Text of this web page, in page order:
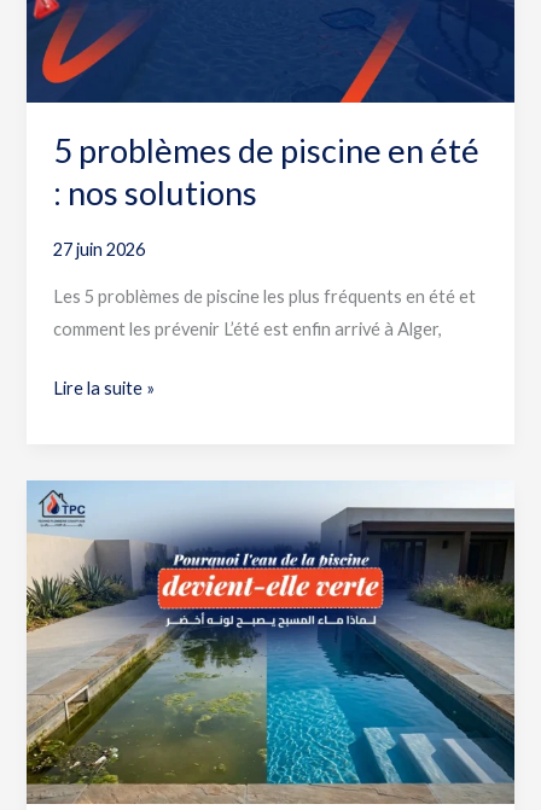
5 problèmes de piscine en été
: nos solutions
27 juin 2026
Les 5 problèmes de piscine les plus fréquents en été et
comment les prévenir L’été est enfin arrivé à Alger,
nos
solutions
Lire la suite »
Piscine
verte
Causes
et
solutions
pour
une
eau
claire